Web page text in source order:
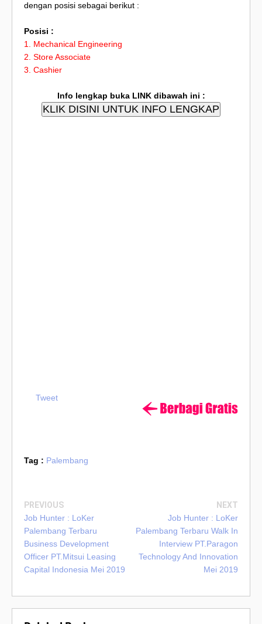
dengan posisi sebagai berikut :
Posisi :
1. Mechanical Engineering
2. Store Associate
3. Cashier
Info lengkap buka LINK dibawah ini :
KLIK DISINI UNTUK INFO LENGKAP
Tweet
Tag : Palembang
PREVIOUS
Job Hunter : LoKer
Palembang Terbaru
Business Development
Officer PT.Mitsui Leasing
Capital Indonesia Mei 2019
NEXT
Job Hunter : LoKer
Palembang Terbaru Walk In
Interview PT.Paragon
Technology And Innovation
Mei 2019